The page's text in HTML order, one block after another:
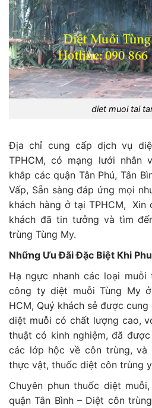
diet muoi tai
Địa chỉ cung cấp dịch vụ
TPHCM, có mạng lưới nhân
khắp các quận Tân Phú, Tân
Vấp, Sẵn sàng đáp ứng mọi
khách hàng ở tại TPHCM, Xin
khách đã tin tưởng và tìm
trùng Tùng My.
Những Ưu Đãi Đặc Biệt Khi
Hạ ngực nhanh các loại
công ty diệt muỗi Tùng My
HCM, Quý khách sẻ được
diệt muỗi có chất lượng cao,
thuật có kinh nghiệm, đã
các lớp hộc về côn trùng,
thực vật, thuốc diệt côn trùng
Chuyên phun thuốc diệt
quận Tân Bình – Diệt côn